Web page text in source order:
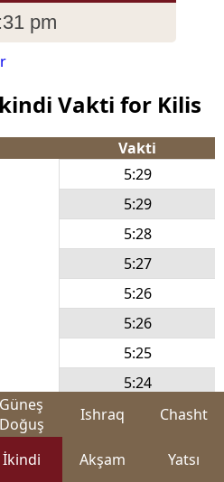
pm
Vakti for Kilis
Vakti
5:29
5:29
5:28
5:27
5:26
5:26
5:25
5:24
5:23
Güneş
Doğuş
Ishraq Chasht
İkindi Akşam Yatsı